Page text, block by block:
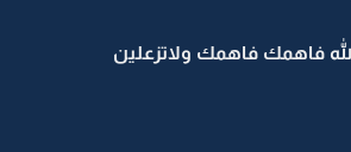
فاهمك فاهمك ولاتزعلين